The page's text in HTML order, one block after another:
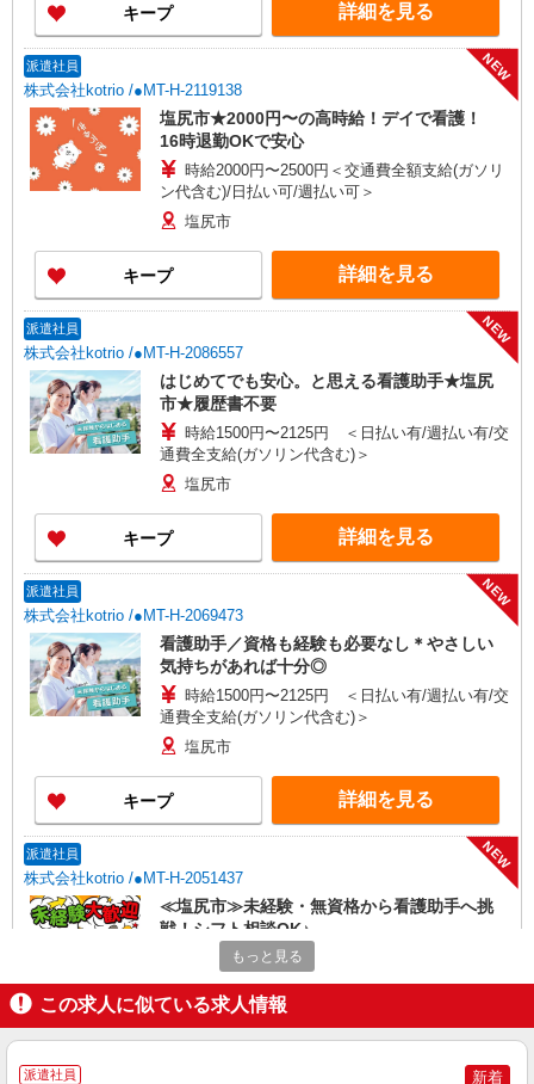
キープ 詳細を見る
派遣社員
株式会社kotrio /●MT-H-2119138
NEW
塩尻市★2000円〜の高時給！デイで看護！
16時退勤OKで安心
時給2000円〜2500円＜交通費全額支給(ガソリ
ン代含む)/日払い可/週払い可＞
塩尻市
キープ 詳細を見る
派遣社員
株式会社kotrio /●MT-H-2086557
NEW
はじめてでも安心。と思える看護助手★塩尻
市★履歴書不要
時給1500円〜2125円 ＜日払い有/週払い有/交
通費全支給(ガソリン代含む)＞
塩尻市
キープ 詳細を見る
派遣社員
株式会社kotrio /●MT-H-2069473
NEW
看護助手／資格も経験も必要なし＊やさしい
気持ちがあれば十分◎
時給1500円〜2125円 ＜日払い有/週払い有/交
通費全支給(ガソリン代含む)＞
塩尻市
キープ 詳細を見る
派遣社員
株式会社kotrio /●MT-H-2051437
NEW
≪塩尻市≫未経験・無資格から看護助手へ挑
戦！シフト相談OK♪
時給1500円〜2125円 ＜日払い有/週払い有/交
通費全支給(ガソリン代含む)＞
塩尻市
もっと見る
この求人に似ている求人情報
派遣社員 新着